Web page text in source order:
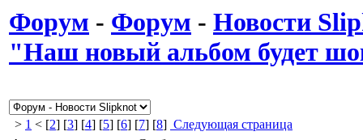
Форум - Форум - Новости
"Наш новый альбом будет
> 1 < [2] [3] [4] [5] [6] [7] [8] Следующая страница